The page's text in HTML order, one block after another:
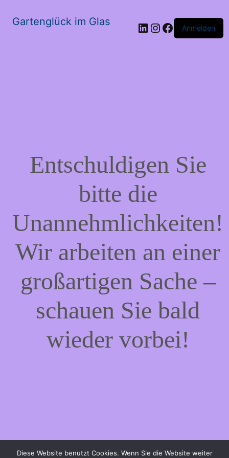
Gartenglück im Glas LinkedIn
Instagram
Facebook
Anmelden
Entschuldigen Sie
bitte die
Unannehmlichkeiten!
Wir arbeiten an einer
großartigen Sache –
schauen Sie bald
wieder vorbei!
Diese Website benutzt Cookies. Wenn Sie die Website weiter